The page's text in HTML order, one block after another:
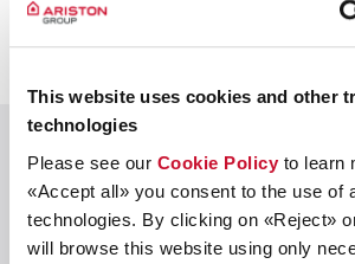
This website uses cookies and other
technologies
Please see our Cookie Policy to learn
«Accept all» you consent to the use of
technologies. By clicking on «Reject»
will browse this website using only
Le nostrerisorsee i
nostridocumentifinanziari